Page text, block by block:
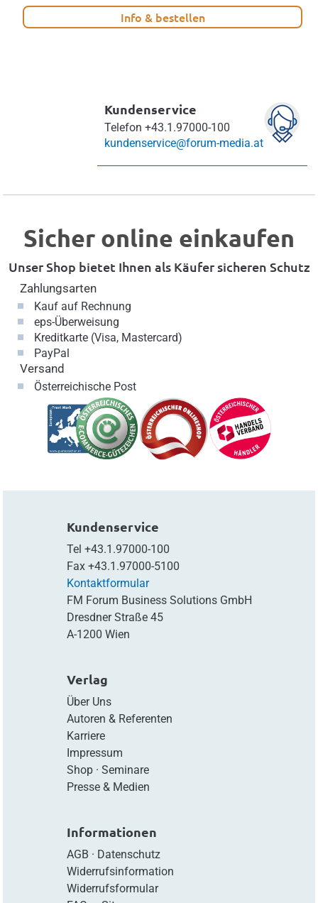
Info & bestellen
Kundenservice
Telefon +43.1.97000-100
kundenservice@forum-media.at
Sicher online einkaufen
Unser Shop bietet Ihnen als Käufer sicheren Schutz
Zahlungsarten
Kauf auf Rechnung
eps-Überweisung
Kreditkarte (Visa, Mastercard)
PayPal
Versand
Österreichische Post
Kundenservice
Tel +43.1.97000-100
Fax +43.1.97000-5100
Kontaktformular
FM Forum Business Solutions GmbH
Dresdner Straße 45
A-1200 Wien
Verlag
Über Uns
Autoren & Referenten
Karriere
Impressum
Shop· Seminare
Presse & Medien
Informationen
AGB · Datenschutz
Widerrufsinformation
Widerrufsformular